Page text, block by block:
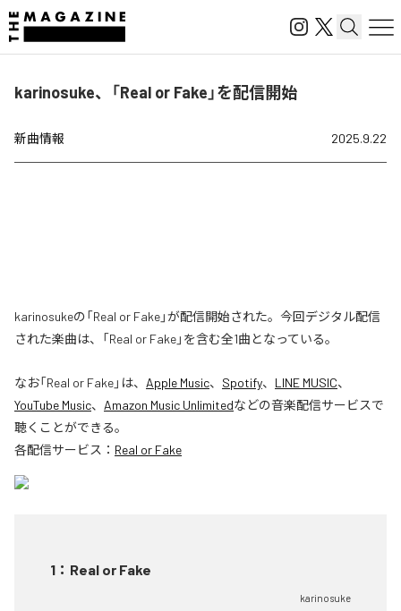
karinosuke、「Real or Fake」を配信開始
新曲情報 2025.9.22
karinosukeの「Real or Fake」が配信開始された。今回デジタル配信
された楽曲は、「Real or Fake」を含む全1曲となっている。
なお「Real or Fake」は、 Apple Music、 Spotify、 LINE MUSIC、
YouTube Music、 Amazon Music Unlimitedなどの音楽配信サービスで
聴くことができる。
各配信サービス： Real or Fake
1 ： Real or Fake
karinosuke